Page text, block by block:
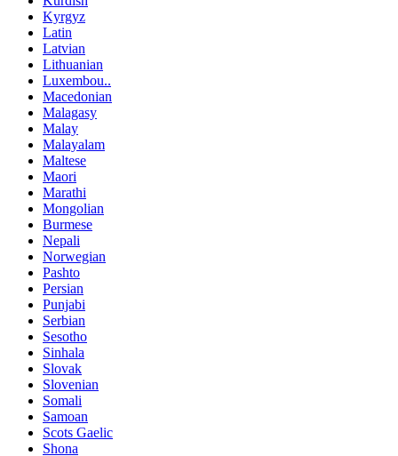
Kyrgyz
Latin
Latvian
Lithuanian
Luxembou..
Macedonian
Malagasy
Malay
Malayalam
Maltese
Maori
Marathi
Mongolian
Burmese
Nepali
Norwegian
Pashto
Persian
Punjabi
Serbian
Sesotho
Sinhala
Slovak
Slovenian
Somali
Samoan
Scots Gaelic
Shona